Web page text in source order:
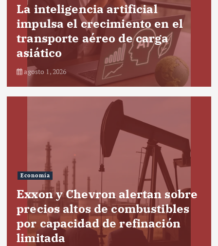
La inteligencia artificial
impulsa el crecimiento en el
transporte aéreo de carga
asiático
agosto 1, 2026
Economía
Exxon y Chevron alertan sobre
precios altos de combustibles
por capacidad de refinación
limitada